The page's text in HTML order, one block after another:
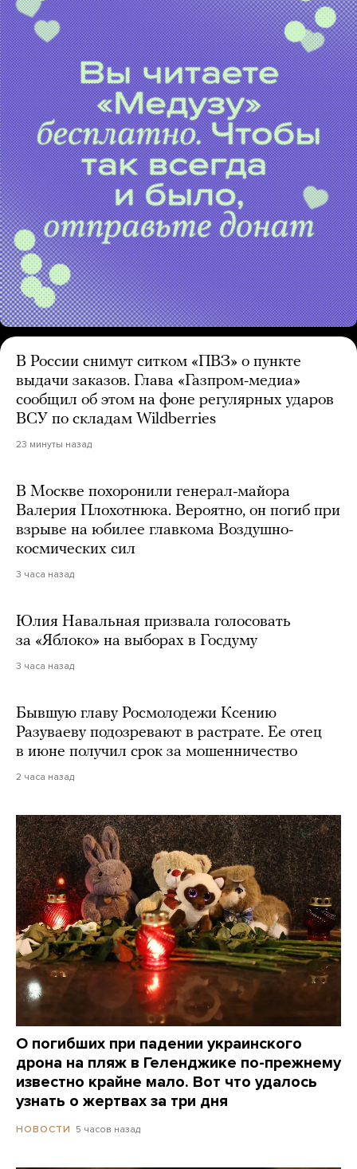
В России снимут ситком «ПВЗ» о пункте
выдачи заказов. Глава «Газпром-медиа»
сообщил об этом на фоне регулярных ударов
ВСУ по складам Wildberries
23 минуты назад
В Москве похоронили генерал-майора
Валерия Плохотнюка. Вероятно, он погиб при
взрыве на юбилее главкома Воздушно-
космических сил
3 часа назад
Юлия Навальная призвала голосовать
за «Яблоко» на выборах в Госдуму
3 часа назад
Бывшую главу Росмолодежи Ксению
Разуваеву подозревают в растрате. Ее отец
в июне получил срок за мошенничество
2 часа назад
О погибших при падении украинского
дрона на пляж в Геленджике по-прежнему
известно крайне мало. Вот что удалось
узнать о жертвах за три дня
НОВОСТИ 5 часов назад